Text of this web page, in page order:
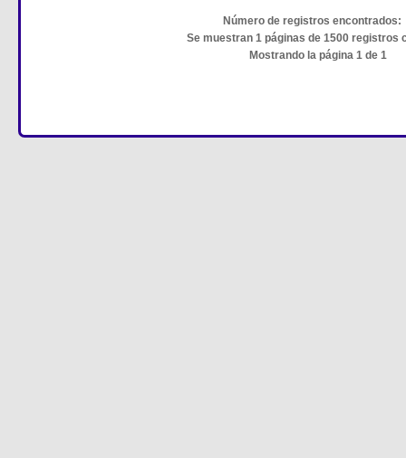
Número de registros encontrados:
Se muestran 1 páginas de 1500 registros
Mostrando la página 1 de 1